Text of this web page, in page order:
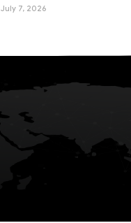
July 7, 2026